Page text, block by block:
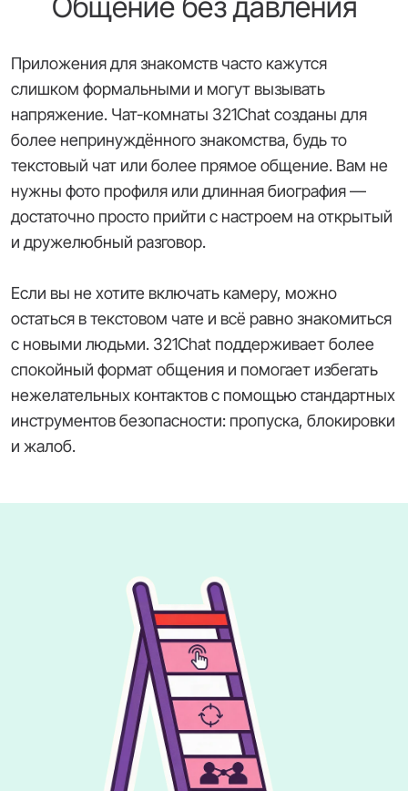
Приложения для знакомств часто кажутся
слишком формальными и могут вызывать
напряжение. Чат-комнаты 321Chat созданы для
более непринуждённого знакомства, будь то
текстовый чат или более прямое общение. Вам не
нужны фото профиля или длинная биография —
достаточно просто прийти с настроем на открытый
и дружелюбный разговор.
Если вы не хотите включать камеру, можно
остаться в текстовом чате и всё равно знакомиться
с новыми людьми. 321Chat поддерживает более
спокойный формат общения и помогает избегать
нежелательных контактов с помощью стандартных
инструментов безопасности: пропуска, блокировки
и жалоб.